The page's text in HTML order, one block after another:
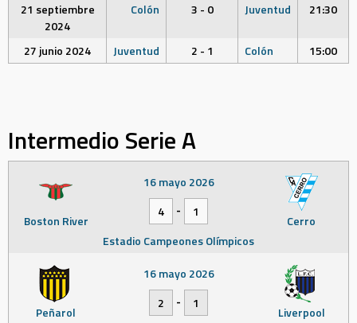
21 septiembre
2024
Colón 3 - 0 Juventud 21:30
27 junio 2024 Juventud 2 - 1 Colón 15:00
Intermedio Serie A
Boston River Cerro
16 mayo 2026
4
-
1
Estadio Campeones Olímpicos
Peñarol Liverpool
16 mayo 2026
2
-
1